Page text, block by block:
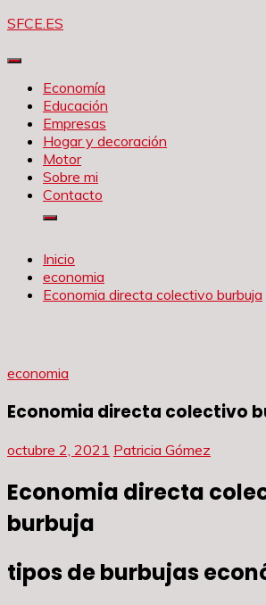
Saltar
contenido
SFCE.ES
Economía
Educación
Empresas
Hogar y decoración
Motor
Sobre mi
Contacto
Inicio
economia
Economia directa colectivo burbuja
economia
Economia directa colectivo
octubre 2, 2021 Patricia Gómez
Economia directa
burbuja
tipos de burbujas